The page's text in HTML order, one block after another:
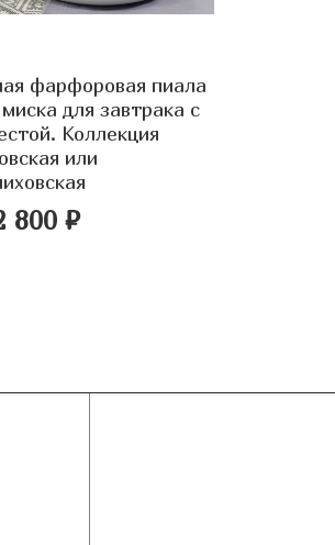
фарфоровая пиала
для завтрака с
Коллекция
или
800 ₽